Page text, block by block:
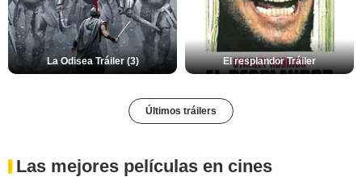
La Odisea Tráiler (3) El resplandor Tráiler
Últimos tráilers
Las mejores películas en cines